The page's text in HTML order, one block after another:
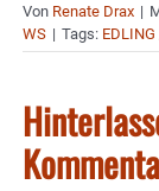
Von Renate Drax |
WS | Tags: EDLING